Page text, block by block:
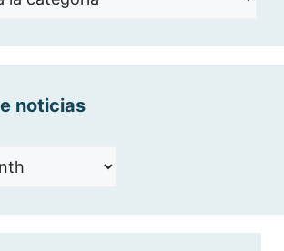
noticias